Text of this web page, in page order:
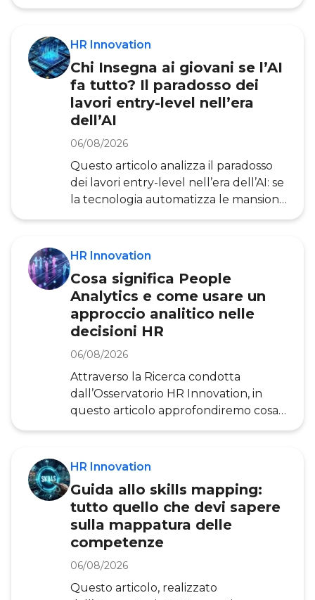
perché stanno diventando leve
organizzazioni. Partendo da una
analizziamo le grandi trasformazioni
del mondo del lavoro che rendono
urgente agire sulle competenze,
attraverso i dati di Ricerca
dell’Osservatorio HR Innovation .
L’upskilling (letteralmente
“migliorame
HR Innovation
Chi Insegna ai giovani se l’AI
fa tutto? Il paradosso dei
lavori entry-level nell’era
dell’AI
06/08/2026
Questo articolo analizza il paradosso
dei lavori entry-level nell’era dell’AI: se
la tecnologia automatizza le mansioni
di apprendimento, come faranno i
devono fare le organizzazioni per non
generazioni? Le evidenze riportate si
basano sulla ricerca dell’Osservatorio
HR Innovation e sulle analisi
dell’Organizzazione Internazionale
del Lavoro (ILO), punti di riferimento a
livello nazio
HR Innovation
Cosa significa People
Analytics e come usare un
approccio analitico nelle
decisioni HR
06/08/2026
Attraverso la Ricerca condotta
dall’Osservatorio HR Innovation, in
questo articolo approfondiremo cosa
significa People Analytics, perché è
HR e quali sono le principali strategie
trasformare i dati in decisioni. People
Analytics (detto anche HR Analytics,
Workforce Analytics o Human Capital
Analytics) è un approccio che integra
metodologie, strumenti e processi e
che permette alle organizzazioni di
raccog
HR Innovation
Guida allo skills mapping:
tutto quello che devi sapere
sulla mappatura delle
competenze
06/08/2026
Questo articolo, realizzato